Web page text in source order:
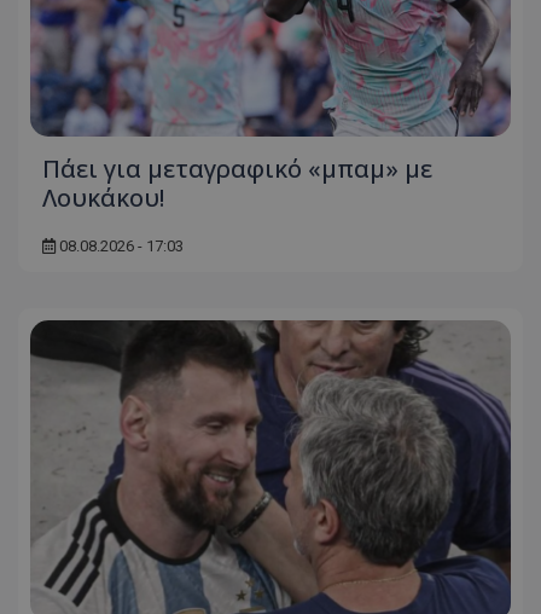
Πάει για μεταγραφικό «μπαμ» με
Λουκάκου!
08.08.2026 - 17:03